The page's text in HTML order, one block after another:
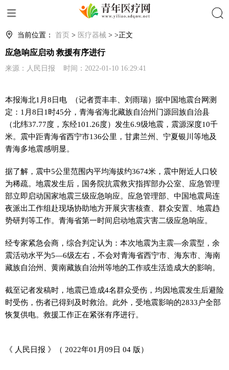
当前位置： 首页 > 医疗器械 > >正文
应急响应启动 救援有序进行
来源：人民日报 时间：2022-01-10 16:29:41
本报海北1月8日电 （记者贾丰丰、刘雨瑞）据中国地震台网测
定：1月8日1时45分，青海省海北藏族自治州门源回族自治县
（北纬37.77度，东经101.26度）发生6.9级地震，震源深度10千
米。震中距青海省西宁市136公里，甘肃兰州、宁夏银川等地及
青海多地震感明显。
据了解，震中5公里范围内平均海拔约3674米，震中附近人口较
为稀疏。地震发生后，国务院抗震救灾指挥部办公室、应急管理
部立即启动国家地震三级应急响应。应急管理部、中国地震局连
夜派出工作组赴现场协助地方开展灾害核查、群众安置、地震趋
势研判等工作。青海省第一时间启动地震灾害二级应急响应。
经专家紧急会商，综合判定认为：本次地震为主震—余震型，余
震活动水平为5—6级左右，不会对青海省西宁市、海东市、海南
藏族自治州、黄南藏族自治州等地的工作或生活造成大的影响。
截至记者发稿时，地震已造成4名群众受伤，均因地震发生后避险
时受伤，伤者已得到及时救治。此外，受地震影响的2833户全部
恢复供电。救援工作正在紧张有序进行。
《 人民日报 》（ 2022年01月09日 04 版）